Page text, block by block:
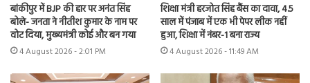
बांकीपुर में BJP की हार पर अनंत सिंह
बोले- जनता ने नीतीश कुमार के नाम पर
वोट दिया, मुख्यमंत्री कोई और बन गया
4 August 2026 - 2:01 PM
शिक्षा मंत्री हरजोत सिंह बैंस का दावा, 4.5
साल में पंजाब में एक भी पेपर लीक नहीं
हुआ, शिक्षा में नंबर-1 बना राज्य
4 August 2026 - 11:49 AM